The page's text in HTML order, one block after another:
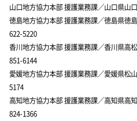
山口地方協力本部 援護業務課／山口県山
徳島地方協力本部 援護業務課／徳島県徳
622-5220
香川地方協力本部 援護業務課／香川県高
851-6144
愛媛地方協力本部 援護業務課／愛媛県松
5174
高知地方協力本部 援護業務課／高知県高
824-1366